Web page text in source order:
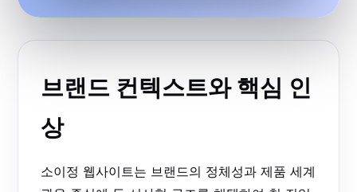
브랜드 컨텍스트와 핵심 인
상
소이정 웹사이트는 브랜드의 정체성과 제품 세계